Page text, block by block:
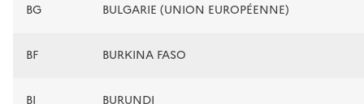
BG BULGARIE (UNION EUROPÉENNE)
BF BURKINA FASO
BI BURUNDI